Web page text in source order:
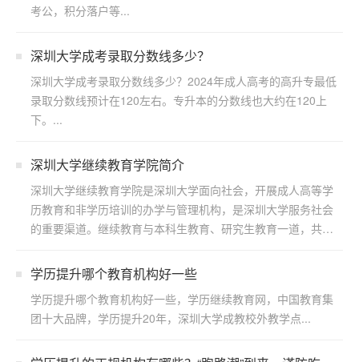
考公，积分落户等...
深圳大学成考录取分数线多少？
深圳大学成考录取分数线多少？2024年成人高考的高升专最低
录取分数线预计在120左右。专升本的分数线也大约在120上
下。...
深圳大学继续教育学院简介
深圳大学继续教育学院是深圳大学面向社会，开展成人高等学
历教育和非学历培训的办学与管理机构，是深圳大学服务社会
的重要渠道。继续教育与本科生教育、研究生教育一道，共同
学历提升哪个教育机构好一些
学历提升哪个教育机构好一些，学历继续教育网，中国教育集
团十大品牌，学历提升20年，深圳大学成教校外教学点...